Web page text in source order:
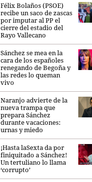
Félix Bolaños (PSOE)
recibe un saco de zascas
por imputar al PP el
cierre del estadio del
Rayo Vallecano
Sánchez se mea en la
cara de los españoles
renegando de Begoña y
las redes lo queman
vivo
Naranjo advierte de la
nueva trampa que
prepara Sánchez
durante vacaciones:
urnas y miedo
¡Hasta laSexta da por
finiquitado a Sánchez!
Un tertuliano lo llama
‘corrupto’